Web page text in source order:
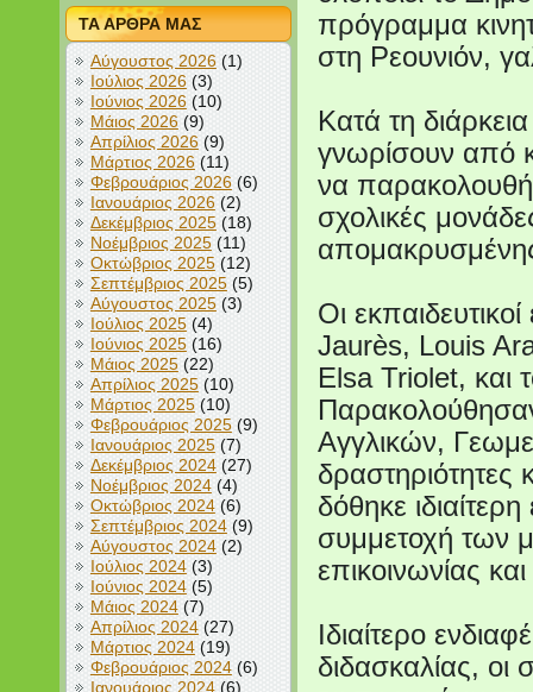
ΤΑ ΑΡΘΡΑ ΜΑΣ
Αύγουστος 2026(1)
Ιούλιος 2026(3)
Ιούνιος 2026(10)
Μάιος 2026(9)
Απρίλιος 2026(9)
Μάρτιος 2026(11)
Φεβρουάριος 2026(6)
Ιανουάριος 2026(2)
Δεκέμβριος 2025(18)
Νοέμβριος 2025(11)
Οκτώβριος 2025(12)
Σεπτέμβριος 2025(5)
Αύγουστος 2025(3)
Ιούλιος 2025(4)
Ιούνιος 2025(16)
Μάιος 2025(22)
Απρίλιος 2025(10)
Μάρτιος 2025(10)
Φεβρουάριος 2025(9)
Ιανουάριος 2025(7)
Δεκέμβριος 2024(27)
Νοέμβριος 2024(4)
Οκτώβριος 2024(6)
Σεπτέμβριος 2024(9)
Αύγουστος 2024(2)
Ιούλιος 2024(3)
Ιούνιος 2024(5)
Μάιος 2024(7)
Απρίλιος 2024(27)
Μάρτιος 2024(19)
Φεβρουάριος 2024(6)
Ιανουάριος 2024(6)
πρόγραμμα
στη Ρεουνιόν,
Κατά τη
γνωρίσουν από
να
σχολικές
Οι
Jaurès, Louis
Elsa Triolet, και
Αγγλικών,
δραστηριότητες
δόθηκε
συμμετοχή των
επικοινωνίας
Ιδιαίτερο
διδασκαλίας, οι